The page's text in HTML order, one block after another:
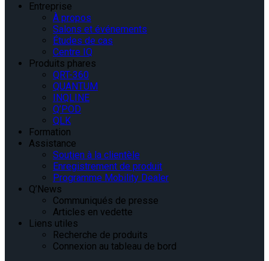
Entreprise
À propos
Salons et événements
Études de cas
Centre IQ
Produits phares
QRT-360
QUANTUM
INQLINE
Q’POD
QLK
Formation
Assistance
Soutien à la clientèle
Enregistrement de produit
Programme Mobility Dealer
Q’News
Communiqués de presse
Articles en vedette
Liens utiles
Recherche de produits
Connexion au tableau de bord